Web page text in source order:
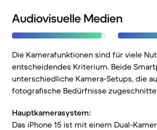
Audiovisuelle Medien
Die Kamerafunktionen sind für viele
entscheidendes Kriterium. Beide
unterschiedliche Kamera-Setups, die
fotografische Bedürfnisse
Hauptkamerasystem:
Das iPhone 15 ist mit einem Dual-